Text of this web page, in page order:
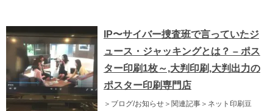
IP〜サイバー捜査班で言っていたジ
ュース・ジャッキングとは？ – ポス
ター印刷1枚～,大判印刷,大判出力の
ポスター印刷専門店
＞ブログ/お知らせ＞関連記事＞ネット印刷豆